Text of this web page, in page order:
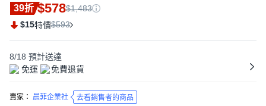
39折 $578$1,483
$15特價$593
8/18 預計送達
免運
免費退貨
賣家： 晨菲企業社
去看銷售者的商品